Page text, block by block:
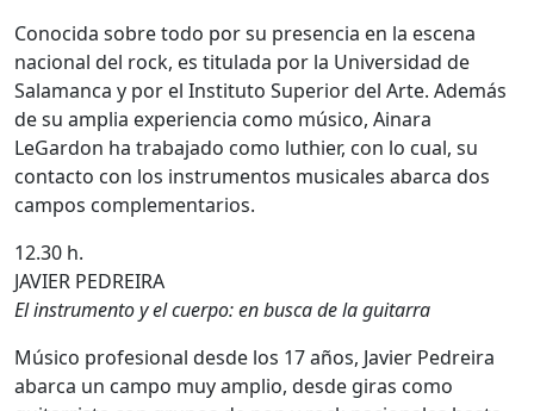
Conocida sobre todo por su presencia en la escena
nacional del rock, es titulada por la Universidad de
Salamanca y por el Instituto Superior del Arte. Además
de su amplia experiencia como músico, Ainara
LeGardon ha trabajado como luthier, con lo cual, su
contacto con los instrumentos musicales abarca dos
campos complementarios.
12.30 h.
JAVIER PEDREIRA
El instrumento y el cuerpo: en busca de la guitarra
Músico profesional desde los 17 años, Javier Pedreira
abarca un campo muy amplio, desde giras como